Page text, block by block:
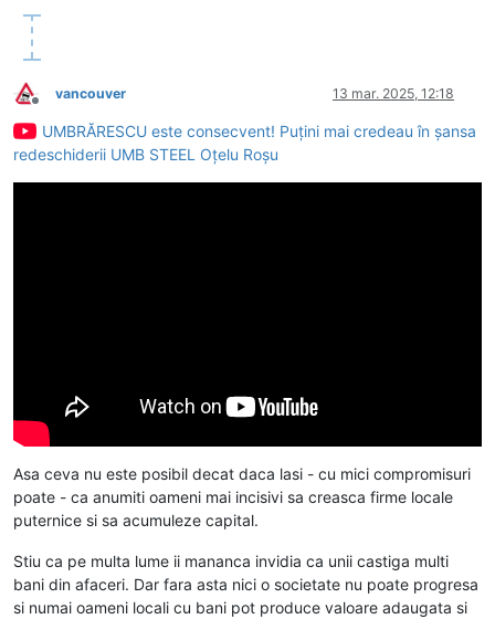
Deconectat
vancouver 13 mar. 2025, 12:18
UMBRĂRESCU este consecvent! Puțini mai credeau în șansa
redeschiderii UMB STEEL Oțelu Roșu
Asa ceva nu este posibil decat daca lasi - cu mici compromisuri
poate - ca anumiti oameni mai incisivi sa creasca firme locale
puternice si sa acumuleze capital.
Stiu ca pe multa lume ii mananca invidia ca unii castiga multi
bani din afaceri. Dar fara asta nici o societate nu poate progresa
si numai oameni locali cu bani pot produce valoare adaugata si